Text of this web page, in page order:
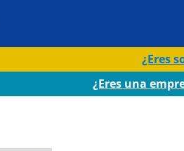
¿Eres
¿Eres una